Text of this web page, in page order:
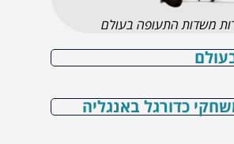
משדות התעופה בעולם
כדורגל באנגליה